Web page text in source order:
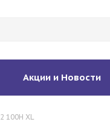
Акции и Новости
100H XL